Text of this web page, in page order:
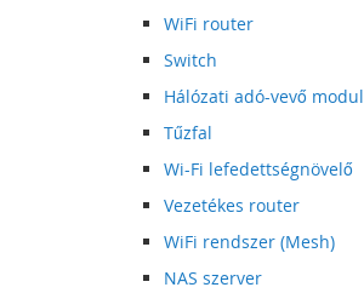
WiFi router
Switch
Hálózati adó-vevő modul
Tűzfal
Wi-Fi lefedettségnövelő
Vezetékes router
WiFi rendszer (Mesh)
NAS szerver